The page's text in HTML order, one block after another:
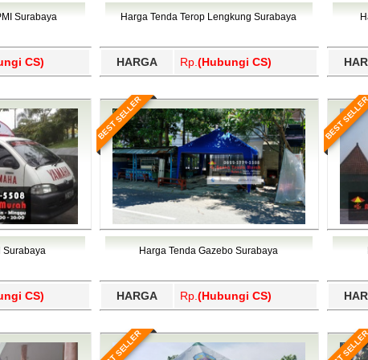
Tulungagung, Wajo, Wakatobi, Waropen, Way
Surabaya
CS)
Harga Tenda Terop Lengkung Surabaya
HARGA Rp. (Hubungi CS)
Surabaya
CS)
BEST SELLER
Harga Tenda Gazebo Surabaya
HARGA Rp. (Hubungi CS)
BEST